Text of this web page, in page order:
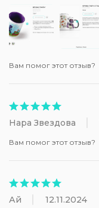
Вам помог этот отзыв?
Нара Звездова
Вам помог этот отзыв?
Ай 12.11.2024